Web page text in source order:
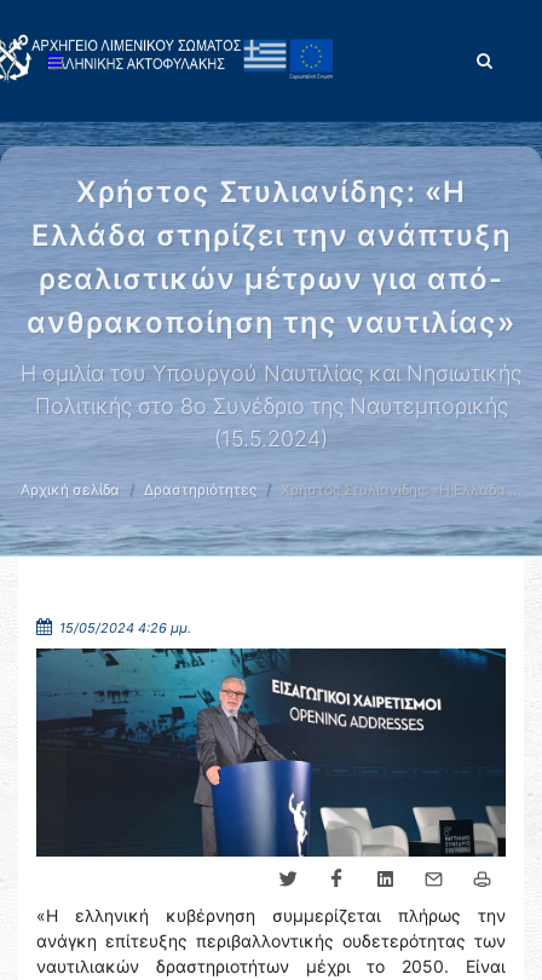
Χρήστος Στυλιανίδης: «Η
Ελλάδα στηρίζει την ανάπτυξη
ρεαλιστικών μέτρων για από-
ανθρακοποίηση της ναυτιλίας»
Η ομιλία του Υπουργού Ναυτιλίας και Νησιωτικής
Πολιτικής στο 8ο Συνέδριο της Ναυτεμπορικής
(15.5.2024)
Αρχική σελίδα Δραστηριότητες Χρήστος Στυλιανίδης: «Η Ελλάδα …
15/05/2024 4:26 μμ.
«Η ελληνική κυβέρνηση συμμερίζεται πλήρως την
ανάγκη επίτευξης περιβαλλοντικής ουδετερότητας των
ναυτιλιακών δραστηριοτήτων μέχρι το 2050. Είναι